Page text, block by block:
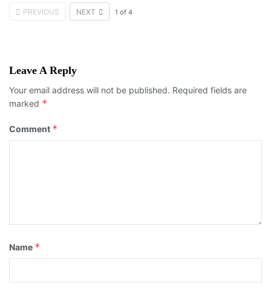
PREVIOUS NEXT 1 of 4
Leave A Reply
Your email address will not be published. Required fields are
marked *
Comment *
Name *